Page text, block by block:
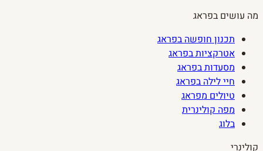
מה עושים בפראג
תכנון חופשה בפראג
אטרקציות בפראג
מסעדות בפראג
חיי לילה בפראג
טיולים מפראג
מפה קולינרית
בלוג
קולינרי